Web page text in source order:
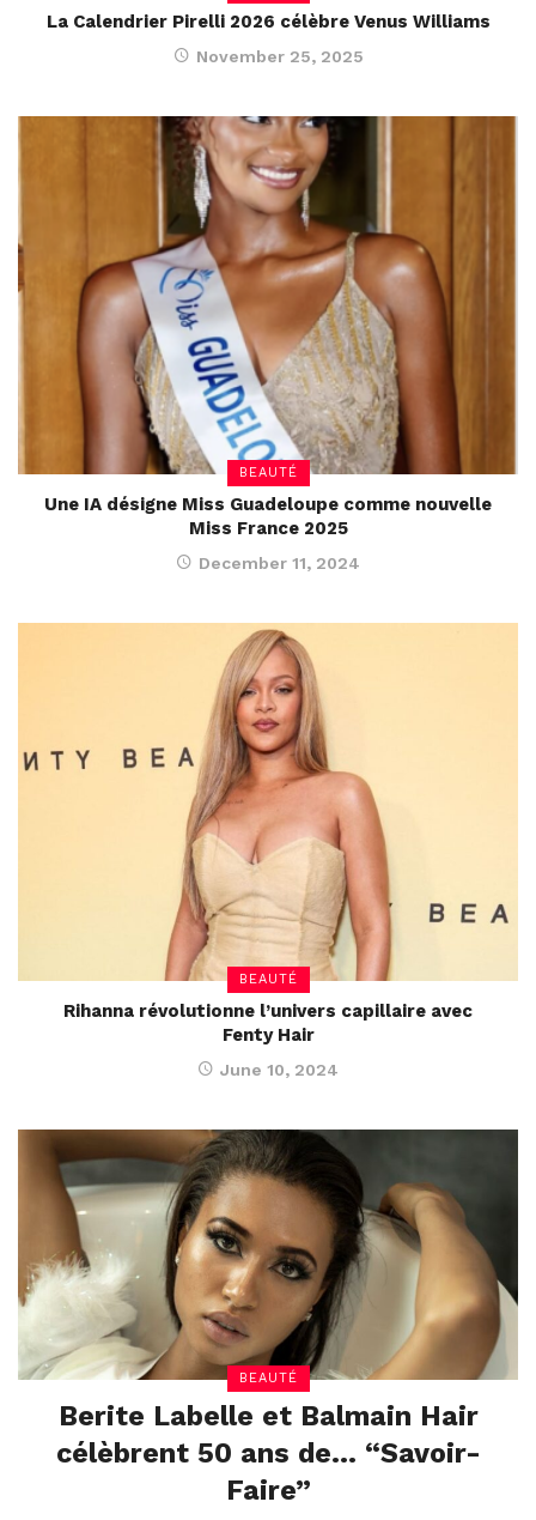
La Calendrier Pirelli 2026 célèbre Venus Williams
November 25, 2025
BEAUTÉ
Une IA désigne Miss Guadeloupe comme nouvelle
Miss France 2025
December 11, 2024
BEAUTÉ
Rihanna révolutionne l’univers capillaire avec
Fenty Hair
June 10, 2024
BEAUTÉ
Berite Labelle et Balmain Hair
célèbrent 50 ans de… “Savoir-
Faire”